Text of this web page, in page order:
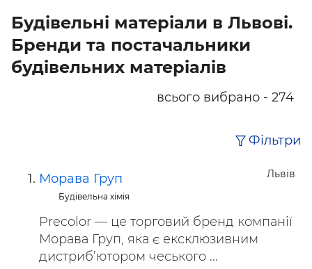
Будівельні матеріали в Львові.
Бренди та постачальники
будівельних матеріалів
всього вибрано - 274
Фільтри
Львів
Морава Груп
Будівельна хімія
Precolor — це торговий бренд компанії
Морава Груп, яка є ексклюзивним
дистриб’ютором чеського ...